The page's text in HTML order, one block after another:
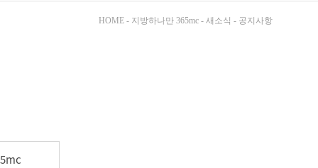
HOME - 지방하나만 365mc - 새소식 - 공지사항